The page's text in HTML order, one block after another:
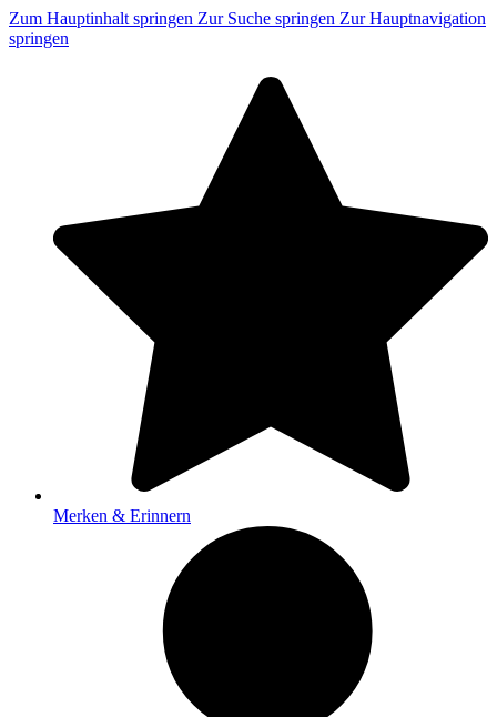
Zum Hauptinhalt springen Zur Suche springen Zur Hauptnavigation
springen
Merken & Erinnern